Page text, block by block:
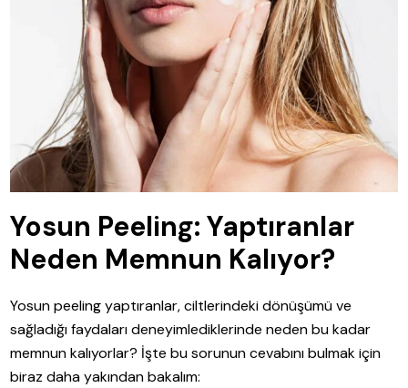
Yosun Peeling: Yaptıranlar
Neden Memnun Kalıyor?
Yosun peeling yaptıranlar, ciltlerindeki dönüşümü ve
sağladığı faydaları deneyimlediklerinde neden bu kadar
memnun kalıyorlar? İşte bu sorunun cevabını bulmak için
biraz daha yakından bakalım: